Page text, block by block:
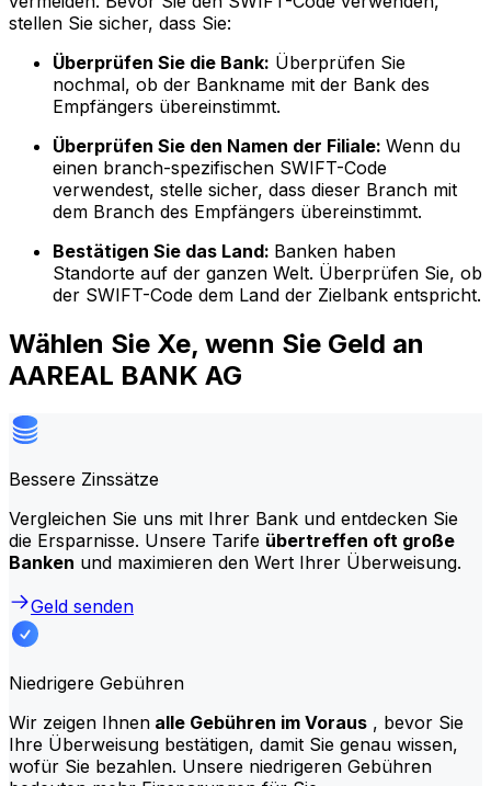
stellen Sie sicher, dass Sie:
Überprüfen Sie die Bank: Überprüfen Sie
nochmal, ob der Bankname mit der Bank des
Empfängers übereinstimmt.
Überprüfen Sie den Namen der Filiale: Wenn du
einen branch-spezifischen SWIFT-Code
verwendest, stelle sicher, dass dieser Branch mit
dem Branch des Empfängers übereinstimmt.
Bestätigen Sie das Land: Banken haben
Standorte auf der ganzen Welt. Überprüfen Sie, ob
der SWIFT-Code dem Land der Zielbank entspricht.
Wählen Sie Xe, wenn Sie Geld an
AAREAL BANK AG
Bessere Zinssätze
Vergleichen Sie uns mit Ihrer Bank und entdecken Sie
die Ersparnisse. Unsere Tarife übertreffen oft große
Banken und maximieren den Wert Ihrer Überweisung.
Geld senden
Niedrigere Gebühren
Wir zeigen Ihnen alle Gebühren im Voraus , bevor Sie
Ihre Überweisung bestätigen, damit Sie genau wissen,
wofür Sie bezahlen. Unsere niedrigeren Gebühren